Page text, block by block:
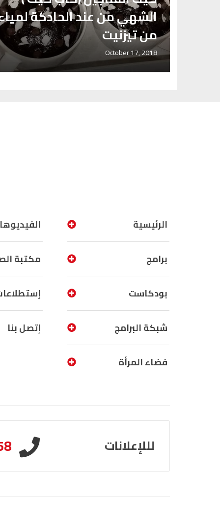
الشهي من عند الحادكة
من تيزنيت
October 17, 2018
مكتبة
إتصل بنا
الرئيسية
برامج
بودكاست
شبكة البرامج
فضاء المرأة
لللإعلانات